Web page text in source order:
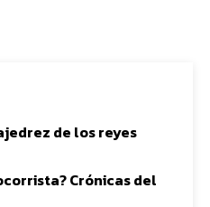
de los reyes
Crónicas del